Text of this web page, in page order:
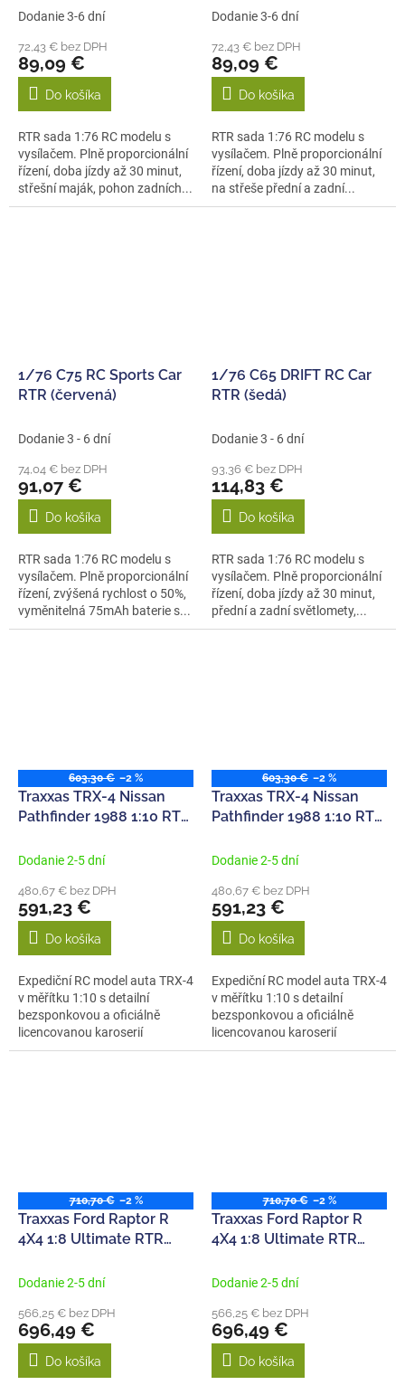
Dodanie 3-6 dní
72,43 € bez DPH
89,09 €
Do košíka
RTR sada 1:76 RC modelu s
vysílačem. Plně proporcionální
řízení, doba jízdy až 30 minut,
střešní maják, pohon zadních...
Dodanie 3-6 dní
72,43 € bez DPH
89,09 €
Do košíka
RTR sada 1:76 RC modelu s
vysílačem. Plně proporcionální
řízení, doba jízdy až 30 minut,
na střeše přední a zadní...
1/76 C75 RC Sports Car
RTR (červená)
Dodanie 3 - 6 dní
74,04 € bez DPH
91,07 €
Do košíka
RTR sada 1:76 RC modelu s
vysílačem. Plně proporcionální
řízení, zvýšená rychlost o 50%,
vyměnitelná 75mAh baterie s...
1/76 C65 DRIFT RC Car
RTR (šedá)
Dodanie 3 - 6 dní
93,36 € bez DPH
114,83 €
Do košíka
RTR sada 1:76 RC modelu s
vysílačem. Plně proporcionální
řízení, doba jízdy až 30 minut,
přední a zadní světlomety,...
603,30 € –2 %
Traxxas TRX-4 Nissan
Pathfinder 1988 1:10 RTR
Dodanie 2-5 dní
480,67 € bez DPH
591,23 €
Do košíka
Expediční RC model auta TRX-4
v měřítku 1:10 s detailní
bezsponkovou a oficiálně
licencovanou karoserií
Nissan...
603,30 € –2 %
Traxxas TRX-4 Nissan
Pathfinder 1988 1:10 RTR
Dodanie 2-5 dní
480,67 € bez DPH
591,23 €
Do košíka
Expediční RC model auta TRX-4
v měřítku 1:10 s detailní
bezsponkovou a oficiálně
licencovanou karoserií
Nissan...
710,70 € –2 %
Traxxas Ford Raptor R
4X4 1:8 Ultimate RTR
Dodanie 2-5 dní
566,25 € bez DPH
696,49 €
Do košíka
710,70 € –2 %
Traxxas Ford Raptor R
4X4 1:8 Ultimate RTR
Dodanie 2-5 dní
566,25 € bez DPH
696,49 €
Do košíka